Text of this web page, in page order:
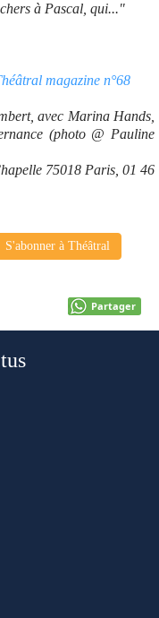
à Pascal, qui..."
magazine n°68
avec Marina Hands,
(photo @ Pauline
75018 Paris, 01 46
S'abonner à Théâtral
Partager